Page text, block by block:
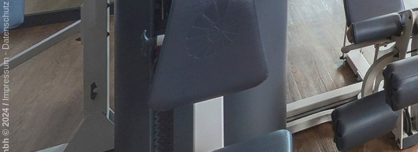
/
Impressum
-
Datenschutz